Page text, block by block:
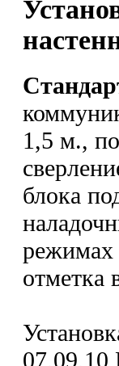
1,5 м.,
блока
режимах
отметка